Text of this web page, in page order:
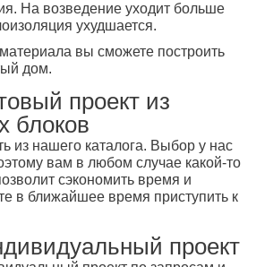
На возведение уходит больше
ухудшается.
вы сможете построить
дом.
проект из
блоков
из нашего каталога. Выбор у нас
вам в любом случае какой-то
сэкономить время и
в ближайшее время приступить к
проект